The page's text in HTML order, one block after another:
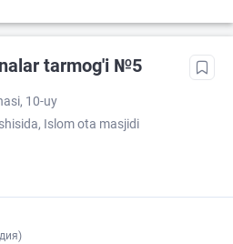
tarmog'i №5
10-uy
Islom ota masjidi